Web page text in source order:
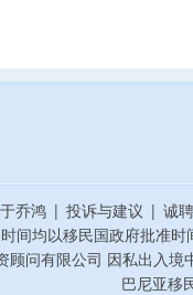
乔鸿 | 投诉与建议 | 诚
间均以移民国政府批准
问有限公司 因私出入
巴尼亚移